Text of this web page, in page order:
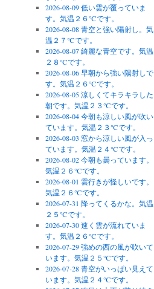
2026-08-09 低い雲が覆っていま
す。気温２６℃です。
2026-08-08 青空と強い陽射し。気
温２７℃です。
2026-08-07 綺麗な青空です。気温
２８℃です。
2026-08-06 早朝から強い陽射しで
す。気温２６℃です。
2026-08-05 涼しくてキラキラした
朝です。気温２３℃です。
2026-08-04 今朝も涼しい風が吹い
ています。気温２３℃です。
2026-08-03 窓から涼しい風が入っ
ています。気温２４℃です。
2026-08-02 今朝も曇っています。
気温２６℃です。
2026-08-01 雲行きが怪しいです。
気温２６℃です。
2026-07-31 降ってくるかな。気温
２５℃です。
2026-07-30 速く雲が流れていま
す。気温２６℃です。
2026-07-29 強めの西の風が吹いて
います。気温２５℃です。
2026-07-28 青空がいっぱい見えて
います。気温２４℃です。